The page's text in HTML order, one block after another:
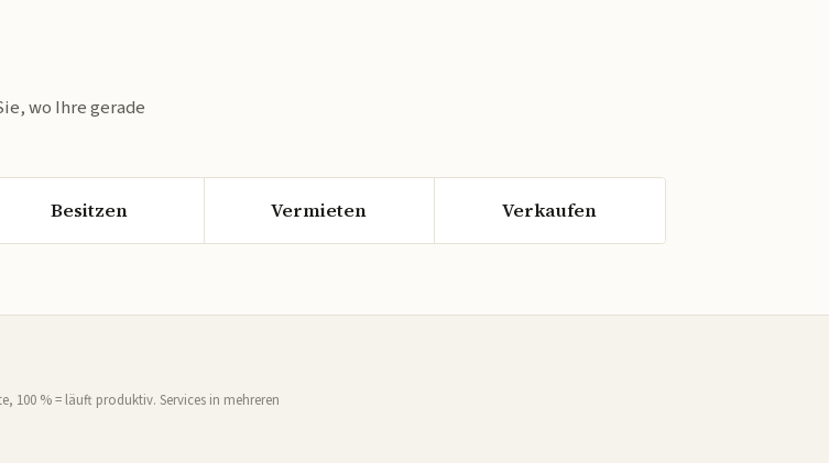
wo Ihre gerade
Besitzen Vermieten Verkaufen
100 % = läuft produktiv. Services in mehreren